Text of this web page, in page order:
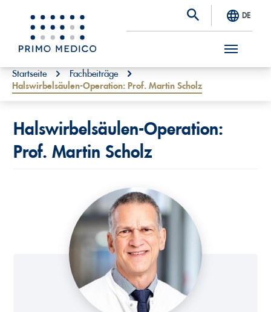
S
DE
You are here:
Startseite
Fachbeiträge
Halswirbelsäulen-Operation: Prof. Martin Scholz
Halswirbelsäulen-Operation:
Prof. Martin Scholz